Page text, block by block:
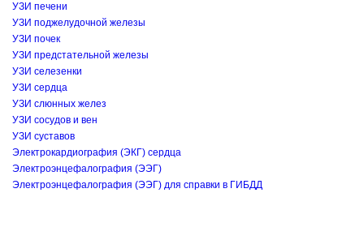
УЗИ печени
УЗИ поджелудочной железы
УЗИ почек
УЗИ предстательной железы
УЗИ селезенки
УЗИ сердца
УЗИ слюнных желез
УЗИ сосудов и вен
УЗИ суставов
Электрокардиография (ЭКГ) сердца
Электроэнцефалография (ЭЭГ)
Электроэнцефалография (ЭЭГ) для справки в ГИБДД